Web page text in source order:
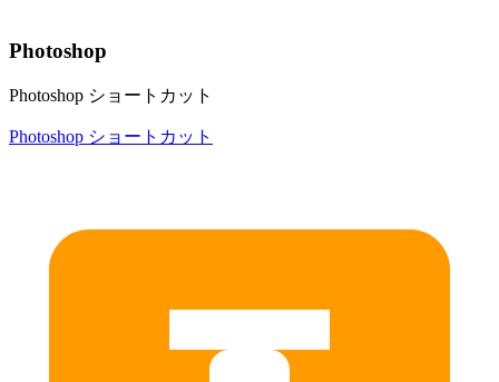
Photoshop
Photoshop ショートカット
Photoshop ショートカット